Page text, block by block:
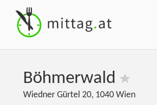
Böhmerwald
Wiedner Gürtel 20, 1040 Wien